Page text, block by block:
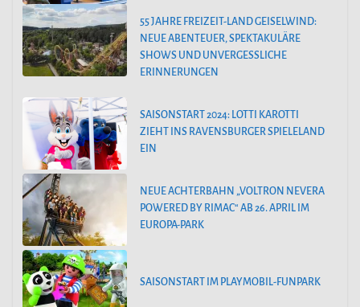
55 JAHRE FREIZEIT-LAND GEISELWIND:
NEUE ABENTEUER, SPEKTAKULÄRE
SHOWS UND UNVERGESSLICHE
ERINNERUNGEN
SAISONSTART 2024: LOTTI KAROTTI
ZIEHT INS RAVENSBURGER SPIELELAND
EIN
NEUE ACHTERBAHN „VOLTRON NEVERA
POWERED BY RIMAC“ AB 26. APRIL IM
EUROPA-PARK
SAISONSTART IM PLAYMOBIL-FUNPARK